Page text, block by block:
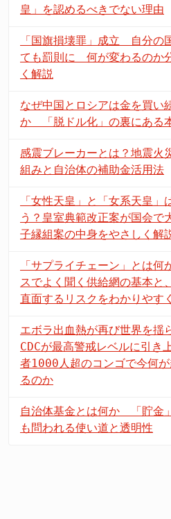
皇」を認めるべきでない理由
「国旗損壊罪」成立 自分の
ても罰則に 何が変わるのか
く解説
なぜ中国とロシアは金を買い
か 「脱ドル化」の裏にある
感震ブレーカーとは？地震火
組みと自治体の補助金活用法
「女性天皇」と「女系天皇」
う？皇室典範改正案が国会で
子縁組案の中身をやさしく解
「サプライチェーン」とは何
スでよく聞く供給網の基本と
直面するリスクをわかりやす
エボラ出血熱が再び世界を
CDCが最高警戒レベルに引き
者1000人超のコンゴで今何
るのか
自治体基金とは何か 「貯金
も問われる使い道と透明性